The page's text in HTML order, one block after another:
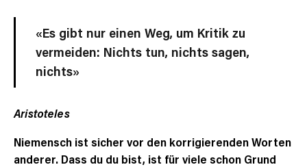
«Es gibt nur einen Weg, um Kritik zu
vermeiden: Nichts tun, nichts sagen,
nichts»
Aristoteles
Niemensch ist sicher vor den korrigierenden Worten
anderer. Dass du du bist, ist für viele schon Grund